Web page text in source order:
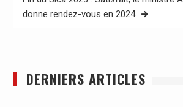
donne rendez-vous en 2024
DERNIERS ARTICLES